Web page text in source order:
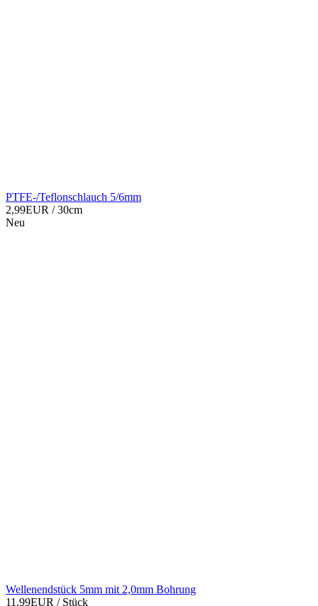
PTFE-/Teflonschlauch 5/6mm
2,99EUR / 30cm
Neu
Wellenendstück 5mm mit 2,0mm Bohrung
11,99EUR / Stück